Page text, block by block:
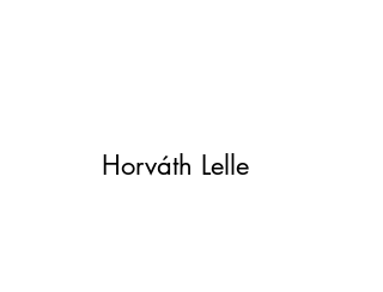
Horváth Lelle